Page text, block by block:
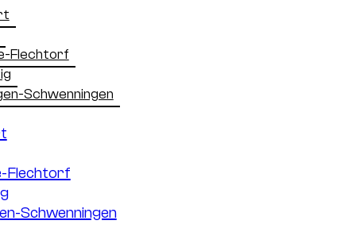
Flechtorf
Schwenningen
Flechtorf
Schwenningen